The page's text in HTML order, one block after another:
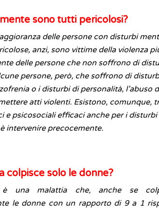
sono tutti pericolosi?
delle persone con disturbi
anzi, sono vittime della violenza
delle persone che non soffrono di
persone, però, che soffrono di
o i disturbi di personalità, l’abuso
atti violenti. Esistono, comunque,
e psicosociali efficaci anche per i
intervenire precocemente.
colpisce solo le donne?
è una malattia che, anche se
le donne con un rapporto di 9 a 1